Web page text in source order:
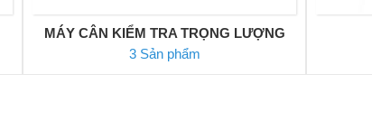
MÁY CÂN KIỂM TRA TRỌNG LƯỢNG
3 Sản phẩm